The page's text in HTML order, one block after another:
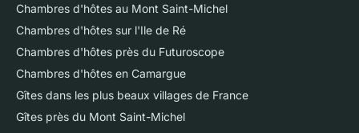
Chambres d'hôtes au Mont Saint-Michel
Chambres d'hôtes sur l'Ile de Ré
Chambres d'hôtes près du Futuroscope
Chambres d'hôtes en Camargue
Gîtes dans les plus beaux villages de France
Gîtes près du Mont Saint-Michel